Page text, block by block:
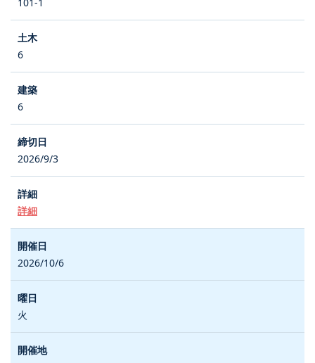
6
6
2026/9/3
詳細
2026/10/6
火